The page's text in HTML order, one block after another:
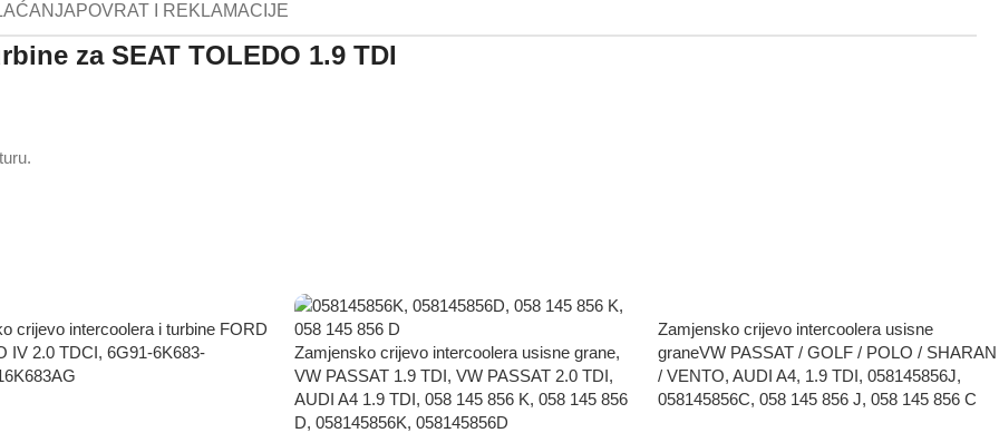
POVRAT I REKLAMACIJE
za SEAT TOLEDO 1.9 TDI
crijevo intercoolera i turbine FORD
IV 2.0 TDCI, 6G91-6K683-
Zamjensko crijevo intercoolera usisne grane,
VW PASSAT 1.9 TDI, VW PASSAT 2.0 TDI,
AUDI A4 1.9 TDI, 058 145 856 K, 058 145 856
D, 058145856K, 058145856D
Zamjensko crijevo intercoolera usisne
graneVW PASSAT / GOLF / POLO / SHARAN
/ VENTO, AUDI A4, 1.9 TDI, 058145856J,
058145856C, 058 145 856 J, 058 145 856 C